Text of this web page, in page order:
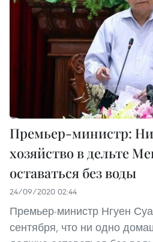
Премьер-министр:
хозяйство в дельте
оставаться без воды
24/09/2020 02:44
Премьер-министр Нгуен
сентября, что ни одно